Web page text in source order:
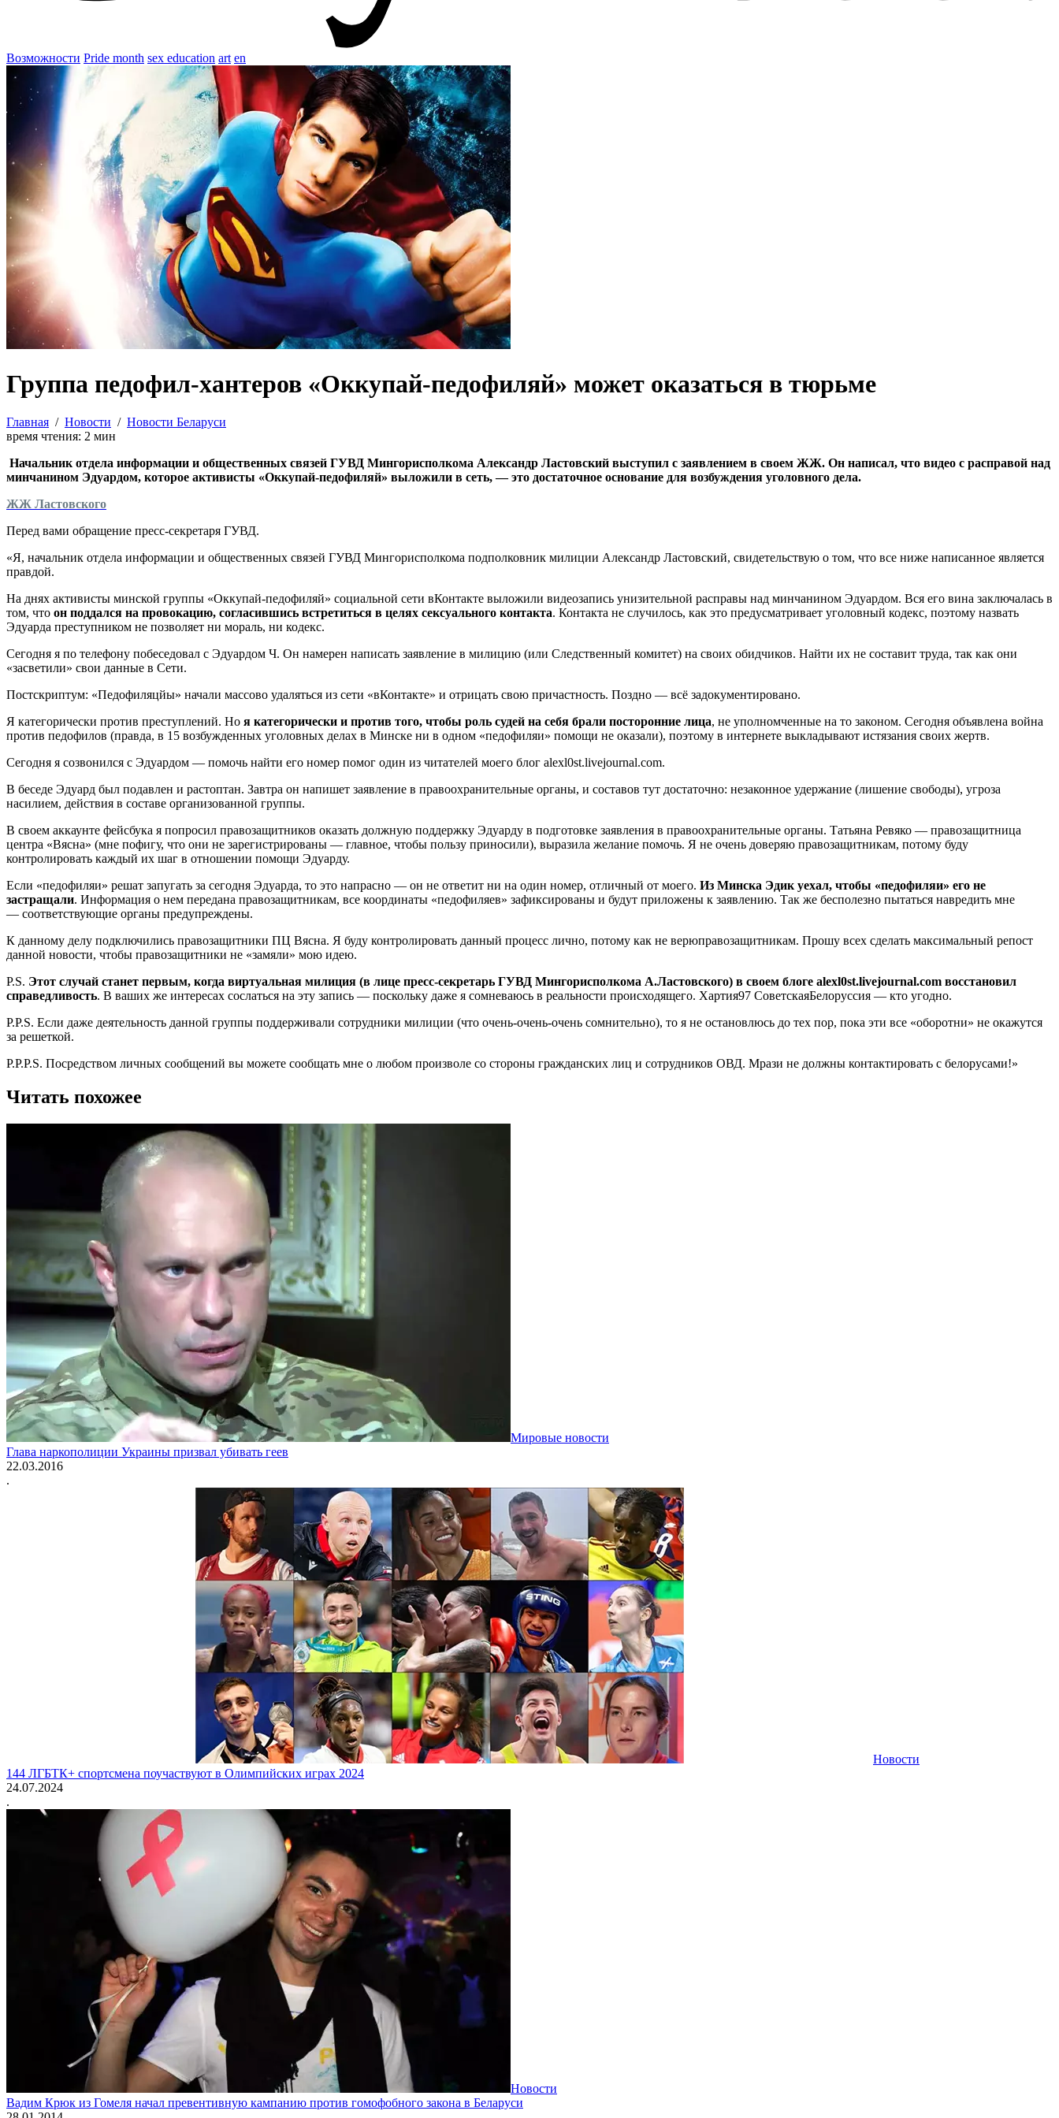
Возможности Pride month sex education art en
Группа педофил-хантеров «Оккупай-педофиляй» может оказаться в тюрьме
Главная / Новости / Новости Беларуси
время чтения: 2 мин
Начальник отдела информации и общественных связей ГУВД Мингорисполкома Александр Ластовский выступил с заявлением в своем ЖЖ. Он написал, что видео с расправой над
минчанином Эдуардом, которое активисты «Оккупай-педофиляй» выложили в сеть, — это достаточное основание для возбуждения уголовного дела.
ЖЖ Ластовского
Перед вами обращение пресс-секретаря ГУВД.
«Я, начальник отдела информации и общественных связей ГУВД Мингорисполкома подполковник милиции Александр Ластовский, свидетельствую о том, что все ниже написанное является
правдой.
На днях активисты минской группы «Оккупай-педофиляй» социальной сети вКонтакте выложили видеозапись унизительной расправы над минчанином Эдуардом. Вся его вина заключалась в
том, что он поддался на провокацию, согласившись встретиться в целях сексуального контакта. Контакта не случилось, как это предусматривает уголовный кодекс, поэтому назвать
Эдуарда преступником не позволяет ни мораль, ни кодекс.
Сегодня я по телефону побеседовал с Эдуардом Ч. Он намерен написать заявление в милицию (или Следственный комитет) на своих обидчиков. Найти их не составит труда, так как они
«засветили» свои данные в Сети.
Постскриптум: «Педофиляцйы» начали массово удаляться из сети «вКонтакте» и отрицать свою причастность. Поздно — всё задокументировано.
Я категорически против преступлений. Но я категорически и против того, чтобы роль судей на себя брали посторонние лица, не уполномченные на то законом. Сегодня объявлена война
против педофилов (правда, в 15 возбужденных уголовных делах в Минске ни в одном «педофиляи» помощи не оказали), поэтому в интернете выкладывают истязания своих жертв.
Сегодня я созвонился с Эдуардом — помочь найти его номер помог один из читателей моего блог alexl0st.livejournal.com.
В беседе Эдуард был подавлен и растоптан. Завтра он напишет заявление в правоохранительные органы, и составов тут достаточно: незаконное удержание (лишение свободы), угроза
насилием, действия в составе организованной группы.
В своем аккаунте фейсбука я попросил правозащитников оказать должную поддержку Эдуарду в подготовке заявления в правоохранительные органы. Татьяна Ревяко — правозащитница
центра «Вясна» (мне пофигу, что они не зарегистрированы — главное, чтобы пользу приносили), выразила желание помочь. Я не очень доверяю правозащитникам, потому буду
контролировать каждый их шаг в отношении помощи Эдуарду.
Если «педофиляи» решат запугать за сегодня Эдуарда, то это напрасно — он не ответит ни на один номер, отличный от моего. Из Минска Эдик уехал, чтобы «педофиляи» его не
застращали. Информация о нем передана правозащитникам, все координаты «педофиляев» зафиксированы и будут приложены к заявлению. Так же бесполезно пытаться навредить мне
— соответствующие органы предупреждены.
К данному делу подключились правозащитники ПЦ Вясна. Я буду контролировать данный процесс лично, потому как не верюправозащитникам. Прошу всех сделать максимальный репост
данной новости, чтобы правозащитники не «замяли» мою идею.
P.S. Этот случай станет первым, когда виртуальная милиция (в лице пресс-секретарь ГУВД Мингорисполкома А.Ластовского) в своем блоге alexl0st.livejournal.com восстановил
справедливость. В ваших же интересах сослаться на эту запись — поскольку даже я сомневаюсь в реальности происходящего. Хартия97 СоветскаяБелоруссия — кто угодно.
P.P.S. Если даже деятельность данной группы поддерживали сотрудники милиции (что очень-очень-очень сомнительно), то я не остановлюсь до тех пор, пока эти все «оборотни» не окажутся
за решеткой.
P.P.P.S. Посредством личных сообщений вы можете сообщать мне о любом произволе со стороны гражданских лиц и сотрудников ОВД. Мрази не должны контактировать с белорусами!»
Читать похожее
Мировые новости
Глава наркополиции Украины призвал убивать геев
22.03.2016
.
Новости
144 ЛГБТК+ спортсмена поучаствуют в Олимпийских играх 2024
24.07.2024
.
Новости
Вадим Крюк из Гомеля начал превентивную кампанию против гомофобного закона в Беларуси